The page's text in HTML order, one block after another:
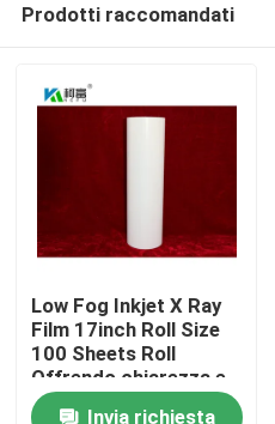
Casa
Prodotti
Chi siamo
Prodotti raccomandati
Low Fog Inkjet X Ray
Film 17inch Roll Size
100 Sheets Roll
Offrendo chiarezza e
dettaglio superiori per
Invia richiesta